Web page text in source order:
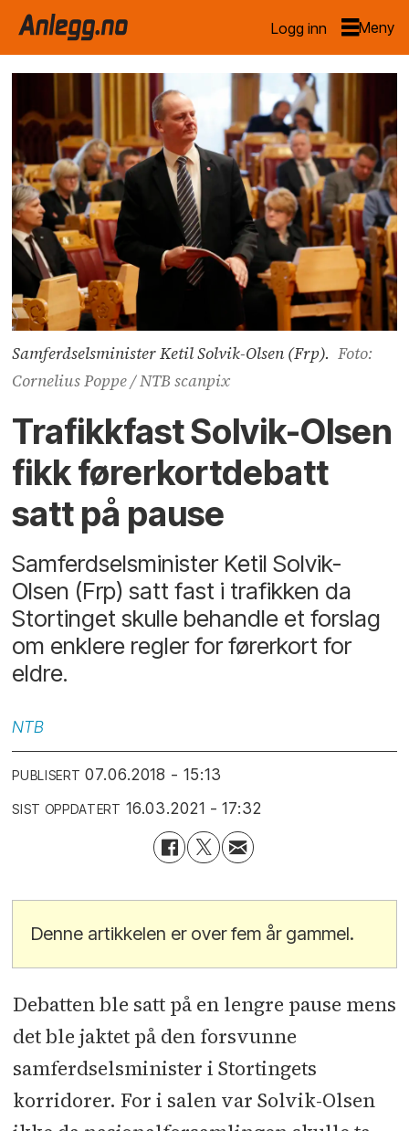
Logg inn
Samferdselsminister Ketil Solvik-Olsen (Frp). Foto:
Cornelius Poppe / NTB scanpix
Trafikkfast Solvik-Olsen
fikk førerkortdebatt
satt på pause
Samferdselsminister Ketil Solvik-
Olsen (Frp) satt fast i trafikken da
Stortinget skulle behandle et forslag
om enklere regler for førerkort for
eldre.
NTB
PUBLISERT 07.06.2018 - 15:13
SIST OPPDATERT 16.03.2021 - 17:32
Denne artikkelen er over fem år gammel.
Debatten ble satt på en lengre pause mens
det ble jaktet på den forsvunne
samferdselsminister i Stortingets
korridorer. For i salen var Solvik-Olsen